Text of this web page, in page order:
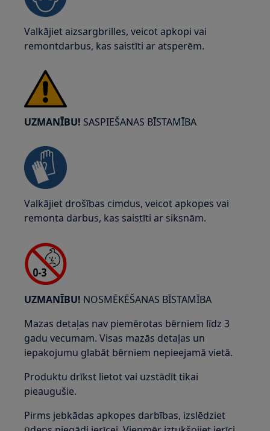
Valkājiet aizsargbrilles, veicot apkopi vai
remontdarbus, kas saistīti ar atsperēm.
UZMANĪBU! SASPIEŠANAS BĪSTAMĪBA
Valkājiet drošības cimdus, veicot apkopes vai
remonta darbus, kas saistīti ar siksnām.
UZMANĪBU! NOSMĒKĒŠANAS BĪSTAMĪBA
Mazas detaļas nav piemērotas bērniem līdz 3
gadu vecumam. Visas mazās detaļas un
iepakojumu glabāt bērniem nepieejamā vietā.
Produktu drīkst lietot vai uzstādīt tikai
pieaugušie.
Pirms jebkādas apkopes darbības, izslēdziet